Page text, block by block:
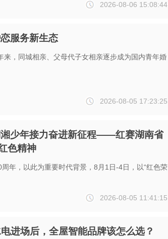
2026-08-06 15:08:44
服务新生态
，同城相亲、父母代子女相亲逐步成为国内青年婚
2026-08-05 17:23:25
少年接力奋进新征程——红赛湖南省
色精神
年，以此为重要时代背景，8月1日-4日，以“红色荣
2026-08-05 11:41:15
进场后，全屋智能品牌该怎么选？